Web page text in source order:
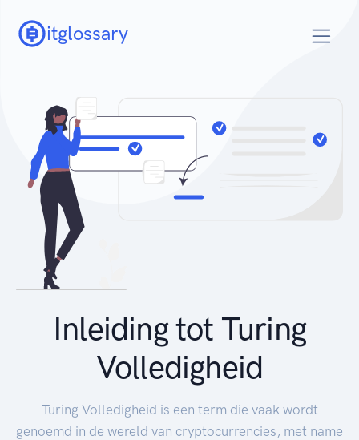
itglossary
Inleiding tot Turing
Volledigheid
Turing Volledigheid is een term die vaak wordt
genoemd in de wereld van cryptocurrencies, met name